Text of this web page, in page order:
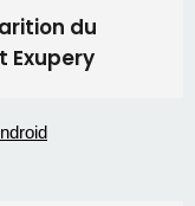
loges
avant 2081